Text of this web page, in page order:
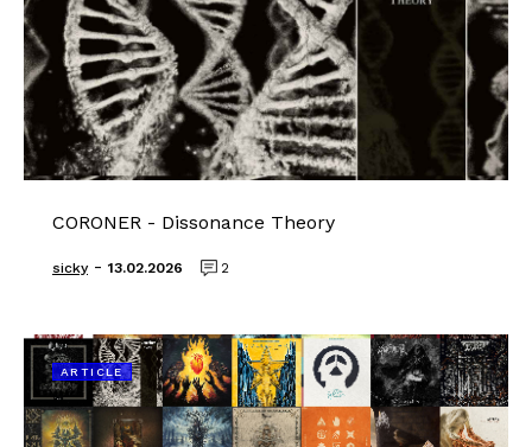
CORONER - Dissonance Theory
sicky - 13.02.2026 2
ARTICLE